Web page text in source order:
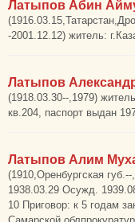
Латыпов Абин
-2001.12.12) житель:
Латыпов
(1918.03.30--,1979)
кв.204, паспорт выдан
Латыпов Алим
(1910,Оренбургская
1938.03.29 Осужд.
10 Приговор: к 5 годам